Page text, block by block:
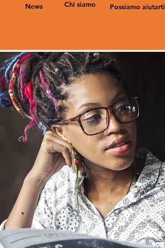
News Chi siamo Possiamo aiutarti